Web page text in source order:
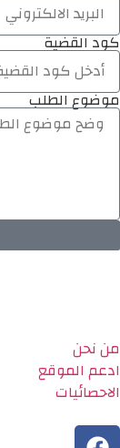
كود القضية
موضوع الطلب
من نحن
ادعم الموقع
الاحصائيات